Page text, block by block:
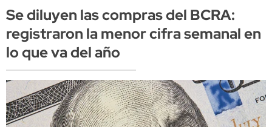
Se diluyen las compras del BCRA:
registraron la menor cifra semanal en
lo que va del año